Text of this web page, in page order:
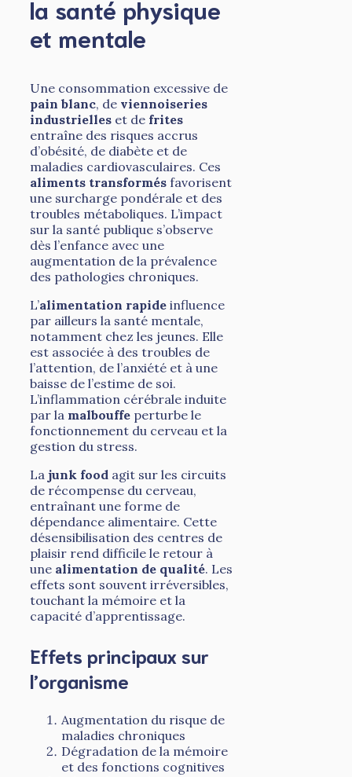
la santé physique
et mentale
Une consommation excessive de
pain blanc, de viennoiseries
industrielles et de frites
entraîne des risques accrus
d’obésité, de diabète et de
maladies cardiovasculaires. Ces
aliments transformés favorisent
une surcharge pondérale et des
troubles métaboliques. L’impact
sur la santé publique s’observe
dès l’enfance avec une
augmentation de la prévalence
des pathologies chroniques.
L’alimentation rapide influence
par ailleurs la santé mentale,
notamment chez les jeunes. Elle
est associée à des troubles de
l’attention, de l’anxiété et à une
baisse de l’estime de soi.
L’inflammation cérébrale induite
par la malbouffe perturbe le
fonctionnement du cerveau et la
gestion du stress.
La junk food agit sur les circuits
de récompense du cerveau,
entraînant une forme de
dépendance alimentaire. Cette
désensibilisation des centres de
plaisir rend difficile le retour à
une alimentation de qualité. Les
effets sont souvent irréversibles,
touchant la mémoire et la
capacité d’apprentissage.
Effets principaux sur
l’organisme
Augmentation du risque de
maladies chroniques
Dégradation de la mémoire
et des fonctions cognitives